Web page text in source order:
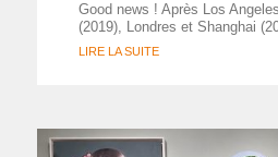
Good news ! Après Los
(2019), Londres et Shanghai
LIRE LA SUITE